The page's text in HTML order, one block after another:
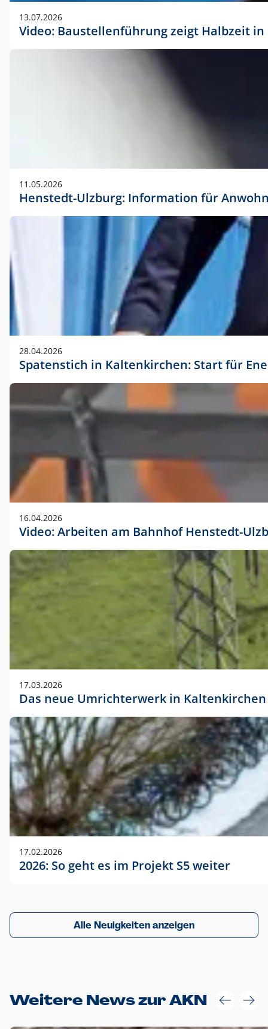
13.07.2026
Video: Baustellenführung zeigt Halbzeit
11.05.2026
Henstedt-Ulzburg: Information für
28.04.2026
Spatenstich in Kaltenkirchen: Start für
16.04.2026
Video: Arbeiten am Bahnhof Henstedt-
17.03.2026
Das neue Umrichterwerk in Kaltenkirchen
17.02.2026
2026: So geht es im Projekt S5 weiter
Alle Neuigkeiten anzeigen
Weitere News zur AKN